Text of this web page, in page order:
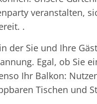
veranstalten,
.
der Sie und Ihre
Egal, ob Sie
Ihr Balkon:
Tischen und